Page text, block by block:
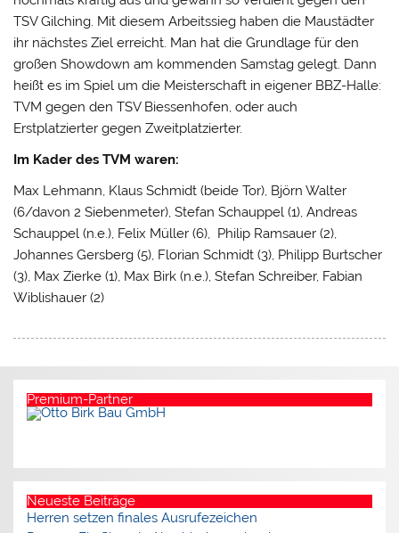
TSV Gilching. Mit diesem Arbeitssieg haben die Maustädter
ihr nächstes Ziel erreicht. Man hat die Grundlage für den
großen Showdown am kommenden Samstag gelegt. Dann
heißt es im Spiel um die Meisterschaft in eigener BBZ-Halle:
TVM gegen den TSV Biessenhofen, oder auch
Erstplatzierter gegen Zweitplatzierter.
Im Kader des TVM waren:
Max Lehmann, Klaus Schmidt (beide Tor), Björn Walter
(6/davon 2 Siebenmeter), Stefan Schauppel (1), Andreas
Schauppel (n.e.), Felix Müller (6), Philip Ramsauer (2),
Johannes Gersberg (5), Florian Schmidt (3), Philipp Burtscher
(3), Max Zierke (1), Max Birk (n.e.), Stefan Schreiber, Fabian
Wiblishauer (2)
Premium-Partner
Neueste Beiträge
Herren setzen finales Ausrufezeichen